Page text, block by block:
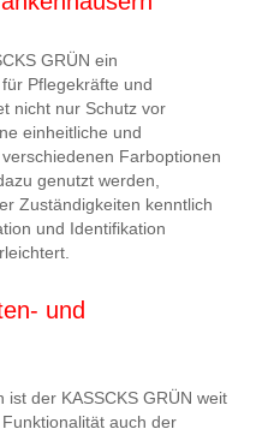
GRÜN ein
Pflegekräfte und
nicht nur Schutz vor
einheitliche und
Farboptionen
genutzt werden,
Zuständigkeiten kenntlich
und Identifikation
und
der KASSCKS GRÜN weit
auch der